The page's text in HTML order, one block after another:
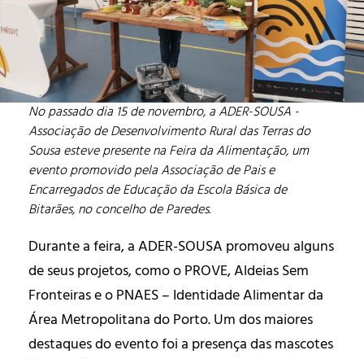
No passado dia 15 de novembro, a ADER-SOUSA -
Associação de Desenvolvimento Rural das Terras do
Sousa esteve presente na Feira da Alimentação, um
evento promovido pela Associação de Pais e
Encarregados de Educação da Escola Básica de
Bitarães, no concelho de Paredes.
Durante a feira, a ADER-SOUSA promoveu alguns
de seus projetos, como o PROVE, Aldeias Sem
Fronteiras e o PNAES – Identidade Alimentar da
Área Metropolitana do Porto. Um dos maiores
destaques do evento foi a presença das mascotes